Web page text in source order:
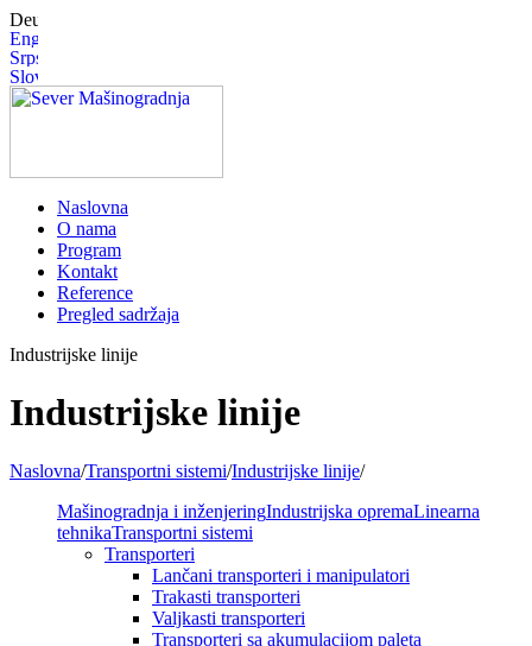
Naslovna
O nama
Program
Kontakt
Reference
Pregled sadržaja
Industrijske linije
Industrijske linije
Naslovna/Transportni sistemi/Industrijske linije/
Mašinogradnja i inženjeringIndustrijska opremaLinearna
tehnikaTransportni sistemi
Transporteri
Lančani transporteri i manipulatori
Trakasti transporteri
Valjkasti transporteri
Transporteri sa akumulacijom paleta